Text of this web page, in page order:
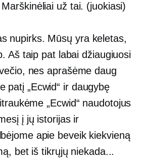
Marškinėliai už tai. (juokiasi)
nupirks. Mūsų yra keletas,
Aš taip pat labai džiaugiuosi
nes aprašėme daug
patį „Ecwid“ ir daugybę
„Ecwid“ naudotojus
į jų istorijas ir
apie beveik kiekvieną
bet iš tikrųjų niekada...